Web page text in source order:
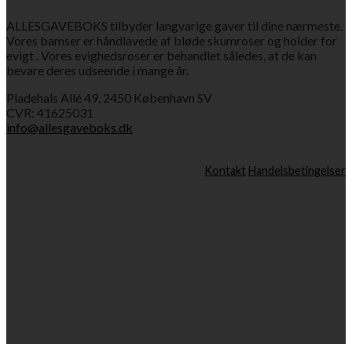
ALLESGAVEBOKS tilbyder langvarige gaver til dine nærmeste.
Vores bamser er håndlavede af bløde skumroser og holder for
evigt . Vores evighedsroser er behandlet således, at de kan
bevare deres udseende i mange år.
Pladehals Allé 49, 2450 København SV
CVR: 41625031
info@allesgaveboks.dk
Kontakt Handelsbetingelser